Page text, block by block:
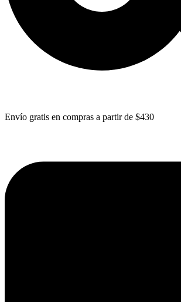
Envío gratis en compras a partir de $430